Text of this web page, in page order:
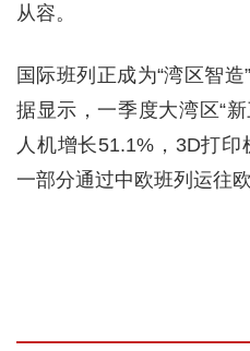
从容。
国际班列正成为“湾区智
据显示，一季度大湾区“
人机增长51.1%，3D打
一部分通过中欧班列运往